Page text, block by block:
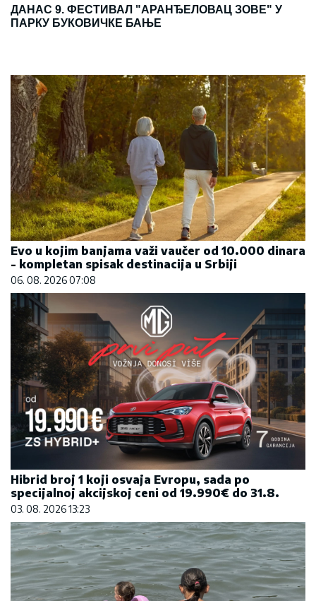
ДАНАС 9. ФЕСТИВАЛ "АРАНЂЕЛОВАЦ ЗОВЕ" У
ПАРКУ БУКОВИЧКЕ БАЊЕ
Evo u kojim banjama važi vaučer od 10.000 dinara
- kompletan spisak destinacija u Srbiji
06. 08. 2026 07:08
Hibrid broj 1 koji osvaja Evropu, sada po
specijalnoj akcijskoj ceni od 19.990€ do 31.8.
03. 08. 2026 13:23